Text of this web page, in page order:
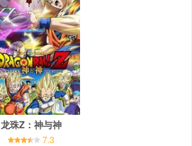
龙珠Z：神与神
7.3